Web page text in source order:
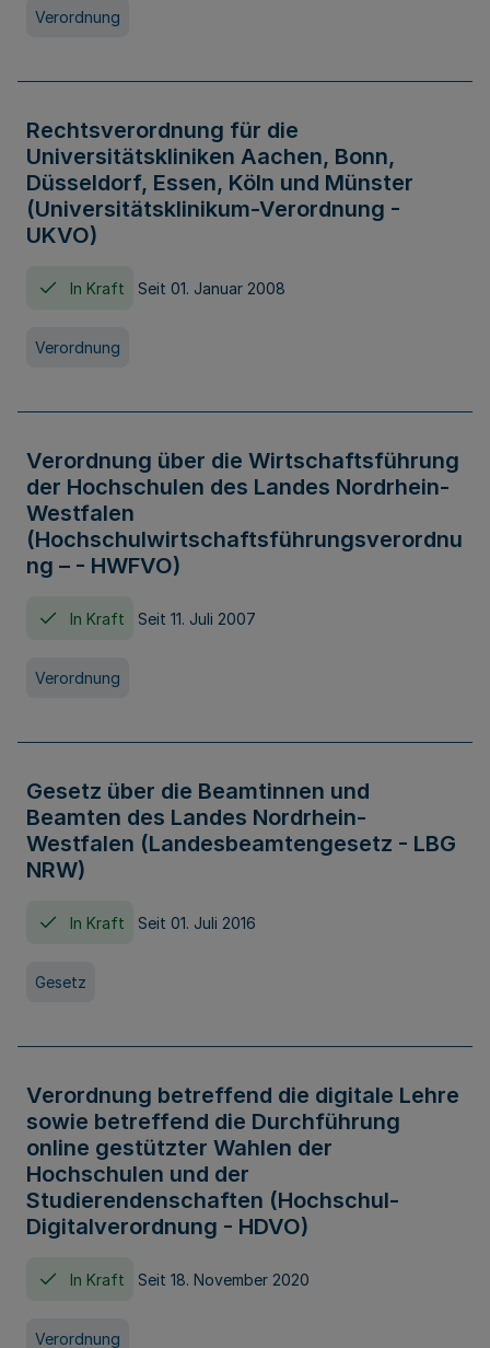
Verordnung
Rechtsverordnung für die
Universitätskliniken Aachen, Bonn,
Düsseldorf, Essen, Köln und Münster
(Universitätsklinikum-Verordnung -
UKVO)
In Kraft Seit 01. Januar 2008
Verordnung
Verordnung über die Wirtschaftsführung
der Hochschulen des Landes Nordrhein-
Westfalen
(Hochschulwirtschaftsführungsverordnu
ng – - HWFVO)
In Kraft Seit 11. Juli 2007
Verordnung
Gesetz über die Beamtinnen und
Beamten des Landes Nordrhein-
Westfalen (Landesbeamtengesetz - LBG
NRW)
In Kraft Seit 01. Juli 2016
Gesetz
Verordnung betreffend die digitale Lehre
sowie betreffend die Durchführung
online gestützter Wahlen der
Hochschulen und der
Studierendenschaften (Hochschul-
Digitalverordnung - HDVO)
In Kraft Seit 18. November 2020
Verordnung